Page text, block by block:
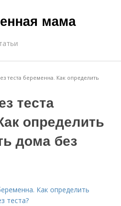
мама
теста беременна. Как определить
теста
определить
дома без
Как определить
теста?